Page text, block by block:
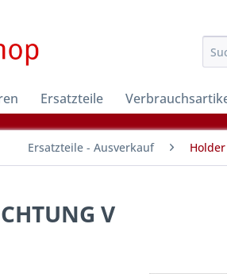
Ersatzteile
Ersatzteile - Ausverkauf
V